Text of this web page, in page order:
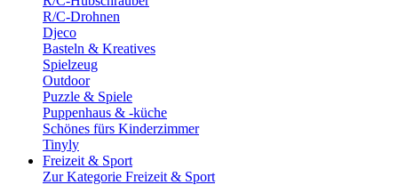
R/C-Drohnen
Djeco
Basteln & Kreatives
Spielzeug
Outdoor
Puzzle & Spiele
Puppenhaus & -küche
Schönes fürs Kinderzimmer
Tinyly
Freizeit & Sport
Zur Kategorie Freizeit & Sport